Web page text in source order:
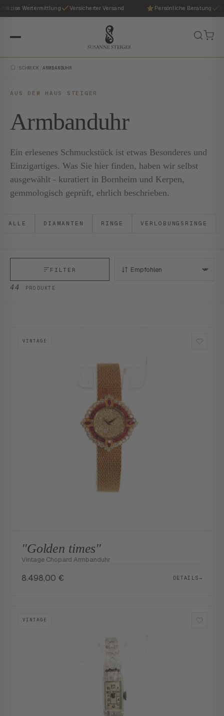
Wertermittlung Versicherter Versand Persönliche Beratung
SCHMUCK /ARMBANDUHR
AUS DEM HAUS STEIGER
Armbanduhr
Ein erlesenes Schmuckstück ist etwas Besonderes und
Einzigartiges. Was Sie hier finden, haben wir selbst
ausgewählt - kuratiert in Bornheim und Kerpen,
gemmologisch geprüft, ehrlich beschrieben.
ALLE DIAMANTEN RINGE VERLOBUNGSRINGE
44 PRODUKTE
FILTER SORTIEREN:
VINTAGE
"Golden times"
Vintage Chopard Armbanduhr
8.498,00 € DETAILS→
VINTAGE